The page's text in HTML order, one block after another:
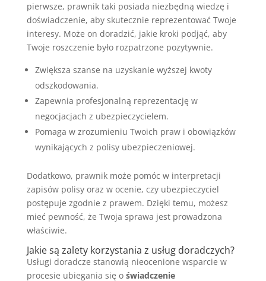
pierwsze, prawnik taki posiada niezbędną wiedzę i
doświadczenie, aby skutecznie reprezentować Twoje
interesy. Może on doradzić, jakie kroki podjąć, aby
Twoje roszczenie było rozpatrzone pozytywnie.
Zwiększa szanse na uzyskanie wyższej kwoty
odszkodowania.
Zapewnia profesjonalną reprezentację w
negocjacjach z ubezpieczycielem.
Pomaga w zrozumieniu Twoich praw i obowiązków
wynikających z polisy ubezpieczeniowej.
Dodatkowo, prawnik może pomóc w interpretacji
zapisów polisy oraz w ocenie, czy ubezpieczyciel
postępuje zgodnie z prawem. Dzięki temu, możesz
mieć pewność, że Twoja sprawa jest prowadzona
właściwie.
Jakie są zalety korzystania z usług doradczych?
Usługi doradcze stanowią nieocenione wsparcie w
procesie ubiegania się o świadczenie